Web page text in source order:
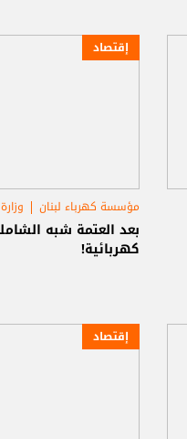
إقتصاد
مؤسسة كهرباء لبنان
دير عمار
بعد العتمة شبه
كهربائية!
إقتصاد